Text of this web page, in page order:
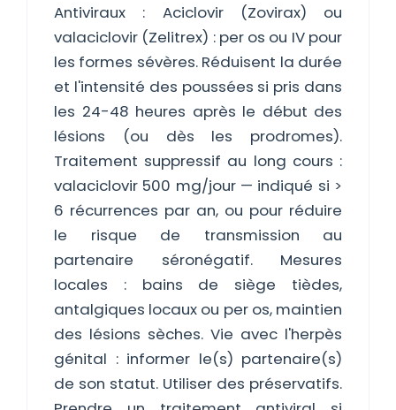
Antiviraux : Aciclovir (Zovirax) ou
valaciclovir (Zelitrex) : per os ou IV pour
les formes sévères. Réduisent la durée
et l'intensité des poussées si pris dans
les 24-48 heures après le début des
lésions (ou dès les prodromes).
Traitement suppressif au long cours :
valaciclovir 500 mg/jour — indiqué si >
6 récurrences par an, ou pour réduire
le risque de transmission au
partenaire séronégatif. Mesures
locales : bains de siège tièdes,
antalgiques locaux ou per os, maintien
des lésions sèches. Vie avec l'herpès
génital : informer le(s) partenaire(s)
de son statut. Utiliser des préservatifs.